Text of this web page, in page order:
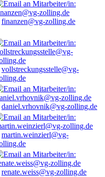
finanzen@vg-zolling.de
vollstreckungsstelle@vg-
daniel.vrhovnik@vg-zolling.de
martin.weinzierl@vg-
renate.weiss@vg-zolling.de